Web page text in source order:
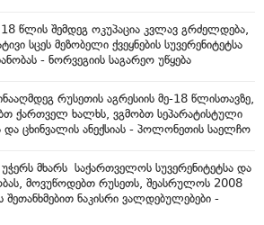
წლის შემდეგ ოკუპაცია კვლავ გრძელდება,
სცეს მეზობელი ქვეყნების სუვერენიტეტსა
- ნორვეგიის საგარეო უწყება
რუსეთის აგრესიის მე-18 წლისთავზე,
ქართველ ხალხს, ვგმობთ სეპარატისტული
და ცხინვალის ანექსიას - პოლონეთის საელჩო
მხარს საქართველოს სუვერენიტეტსა და
მოვუწოდებთ რუსეთს, შეასრულოს 2008
შეთანხმებით ნაკისრი ვალდებულებები -